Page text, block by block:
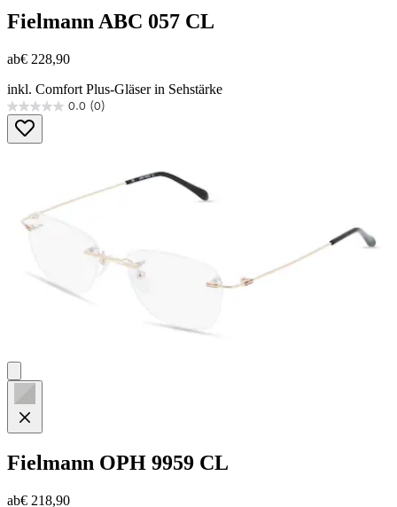
FielmannABC 057 CL
ab€ 228,90
inkl. Comfort Plus-Gläser in Sehstärke
0.0 (0)
0.0
von
5
Fielmann OPH 9959 CL
ab€ 218,90